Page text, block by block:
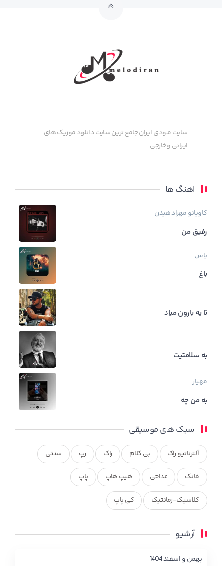
سایت ملودی ایران جامع ترین سایت دانلود موزیک های
ایرانی و خارجی
اهنگ ها
کاویانومهراد هیدن
رفیق من
یاس
باغ
تا یه بارون میاد
به سلامتیت
مهیار
به من چه
سبک های موسیقی
آلترناتیو راک بی کلام راک رپ سنتی
فانک مداحی هیپ هاپ پاپ
کلاسیک-رمانتیک کی پاپ
آرشیو
بهمن و اسفند 1404